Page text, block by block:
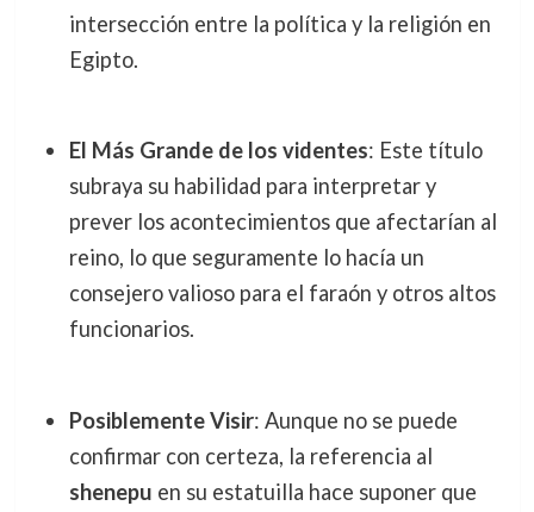
intersección entre la política y la religión en
Egipto.
El Más Grande de los videntes: Este título
subraya su habilidad para interpretar y
prever los acontecimientos que afectarían al
reino, lo que seguramente lo hacía un
consejero valioso para el faraón y otros altos
funcionarios.
Posiblemente Visir: Aunque no se puede
confirmar con certeza, la referencia al
shenepu en su estatuilla hace suponer que